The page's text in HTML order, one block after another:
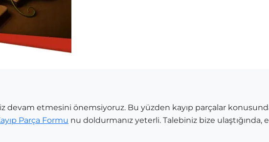
devam etmesini önemsiyoruz. Bu yüzden kayıp parçalar
Parça Formu nu doldurmanız yeterli. Talebiniz bize ulaştığında,